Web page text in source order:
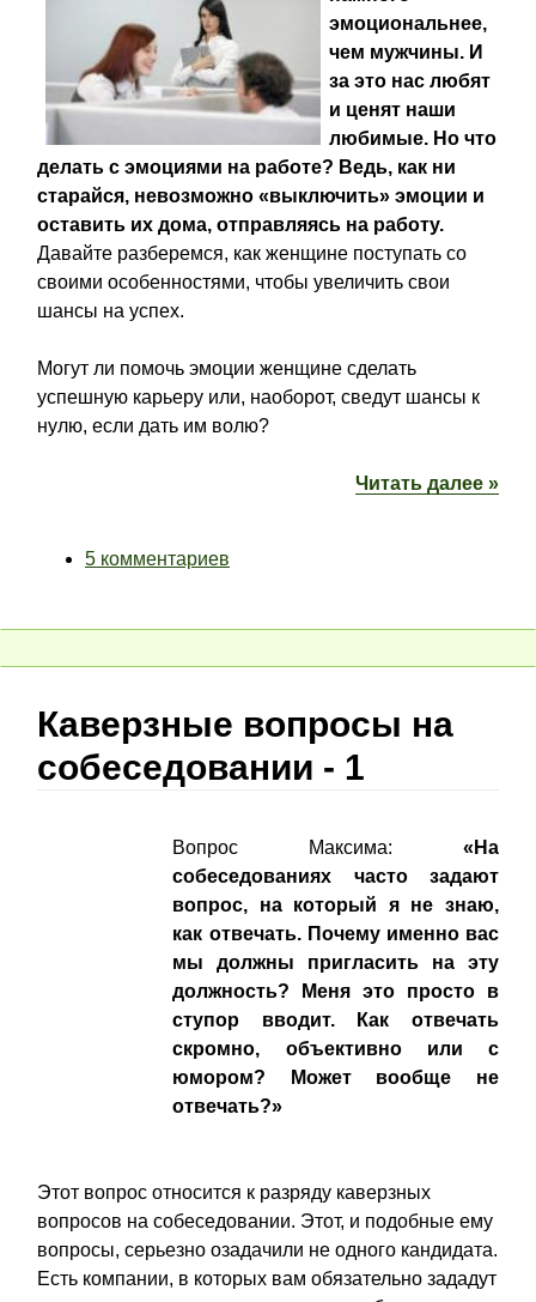
эмоциональнее,
чем мужчины. И
за это нас любят
и ценят наши
любимые. Но что
делать с эмоциями на работе? Ведь, как ни
старайся, невозможно «выключить» эмоции и
оставить их дома, отправляясь на работу.
Давайте разберемся, как женщине поступать со
своими особенностями, чтобы увеличить свои
шансы на успех.
Могут ли помочь эмоции женщине сделать
успешную карьеру или, наоборот, сведут шансы к
нулю, если дать им волю?
Читать далее »
5 комментариев
Каверзные вопросы на
собеседовании - 1
Вопрос Максима: «На
собеседованиях часто задают
вопрос, на который я не знаю,
как отвечать. Почему именно вас
мы должны пригласить на эту
должность? Меня это просто в
ступор вводит. Как отвечать
скромно, объективно или с
юмором? Может вообще не
отвечать?»
Этот вопрос относится к разряду каверзных
вопросов на собеседовании. Этот, и подобные ему
вопросы, серьезно озадачили не одного кандидата.
Есть компании, в которых вам обязательно зададут